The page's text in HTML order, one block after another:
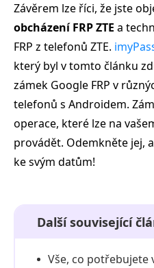
Závěrem lze říci, že jste
obcházení FRP ZTE a
FRP z telefonů ZTE.
který byl v tomto článku
zámek Google FRP v
telefonů s Androidem.
operace, které lze na
provádět. Odemkněte jej,
ke svým datům!
Další související
Vše, co potřebujete